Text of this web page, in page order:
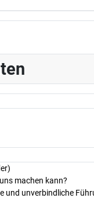
machen kann?
und unverbindliche